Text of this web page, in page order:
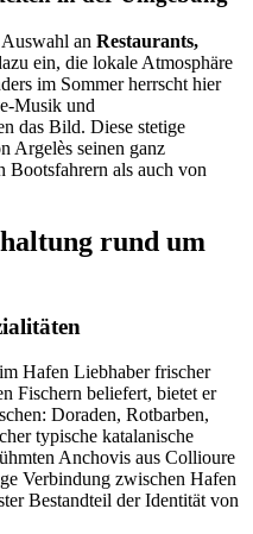
an Restaurants,
ein, die lokale Atmosphäre
im Sommer herrscht hier
Musik und
das Bild. Diese stetige
Argelès seinen ganz
Bootsfahrern als auch von
rund um
Hafen Liebhaber frischer
Fischern beliefert, bietet er
Doraden, Rotbarben,
typische katalanische
Anchovis aus Collioure
Verbindung zwischen Hafen
Bestandteil der Identität von